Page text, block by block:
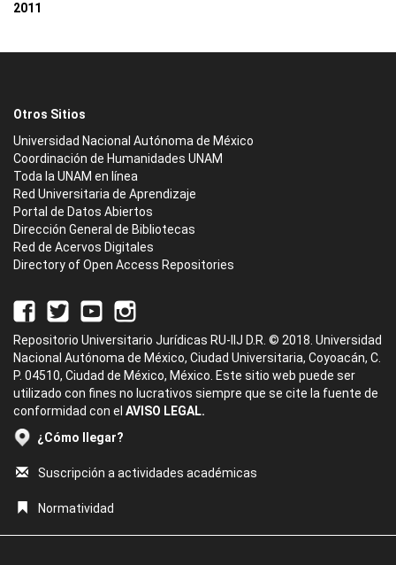
2011
Otros Sitios
Universidad Nacional Autónoma de México
Coordinación de Humanidades UNAM
Toda la UNAM en línea
Red Universitaria de Aprendizaje
Portal de Datos Abiertos
Dirección General de Bibliotecas
Red de Acervos Digitales
Directory of Open Access Repositories
Repositorio Universitario Jurídicas RU-IIJ D.R. © 2018. Universidad
Nacional Autónoma de México, Ciudad Universitaria, Coyoacán, C.
P. 04510, Ciudad de México, México. Este sitio web puede ser
utilizado con fines no lucrativos siempre que se cite la fuente de
conformidad con el AVISO LEGAL.
¿Cómo llegar?
Suscripción a actividades académicas
Normatividad